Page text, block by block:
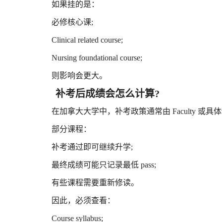
如果挂的是：
必修核心课;
Clinical related course;
Nursing foundational course;
则影响会更大。
补考后成绩会怎么计算?
在加拿大大学中，补考政策通常由 Faculty 或具体
部分课程：
补考通过即可继续升学;
最终成绩可能只记录最低 pass;
有些课程需要重新修读。
因此，必须查看：
Course syllabus;